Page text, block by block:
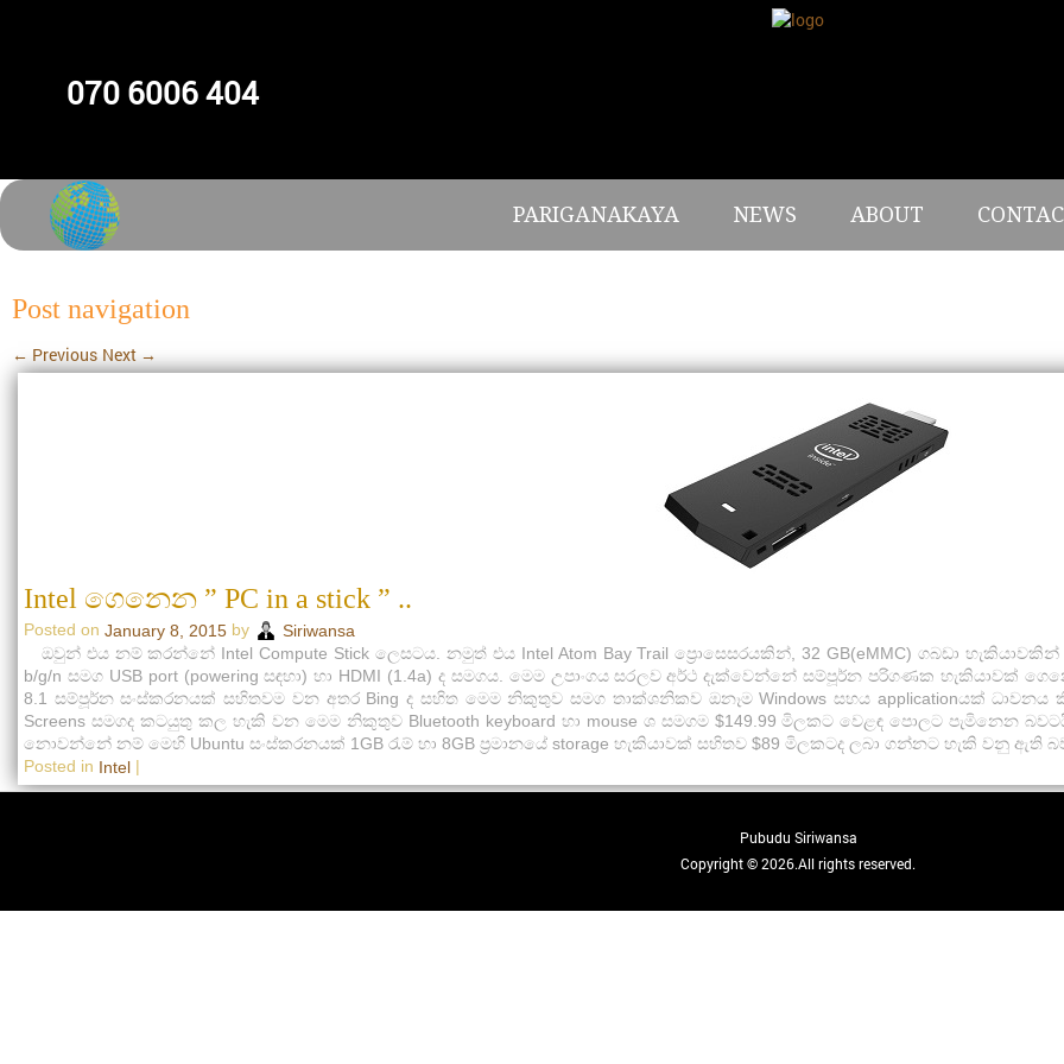
070 6006 404
PARIGANAKAYA NEWS ABOUT
Post navigation
← Previous Next →
Intel ගෙනෙන ” PC in a stick ” ..
Posted on January 8, 2015 by
Siriwansa
ඔවුන් එය නම් කරන්නේ Intel Compute Stick ලෙසටය. නමුත් එය Intel Atom Bay Trail ප්‍රොසෙසරයකින්, 32 GB(eMMC) ගබඩා
b/g/n සමග USB port (powering සඳහා) හා HDMI (1.4a) ද සමගය. මෙම උපාංගය සරලව අර්ථ දැක්වෙන්නේ සම්පූර්න පරිගණක හැකියාවක්
8.1 සම්පූර්න සංස්කරනයක් සහිතවම වන අතර Bing ද සහිත මෙම නිකුතුව සමග තාක්ශනිකව ඔනෑම Windows සහය applicationයක්
Screens සමගද කටයුතු කල හැකි වන මෙම නිකුතුව Bluetooth keyboard හා mouse ශ සමගම $149.99 මිලකට වෙළඳ පොලට පැමිනෙන
නොවන්නේ නම් මෙහි Ubuntu සංස්කරනයක් 1GB ‍රැම් හා 8GB ප්‍රමානයේ storage හැකියාවක් සහිතව $89 මිලකටද ලබා ගන්නට හැකි වනු ඇති
Posted in Intel |
Copyright © 2026.All rights reserved.
Pubudu Siriwansa